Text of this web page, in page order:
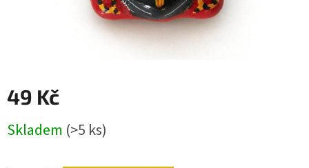
49 Kč
Skladem (>5 ks)